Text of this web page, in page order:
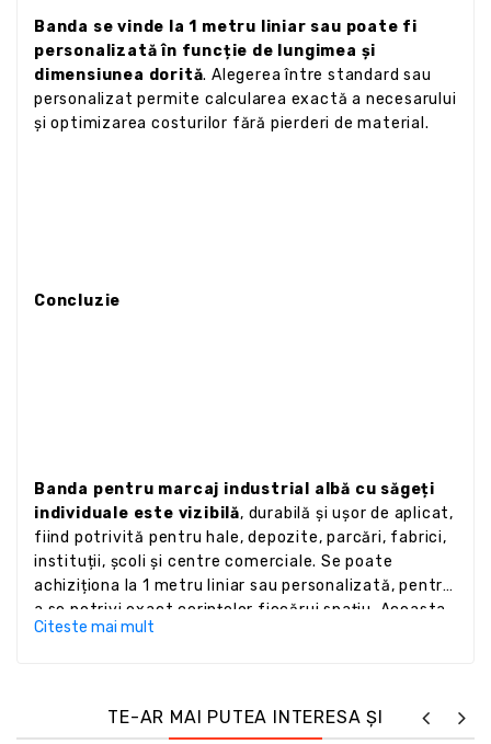
Banda se vinde la 1 metru liniar sau poate fi
personalizată în funcție de lungimea și
dimensiunea dorită. Alegerea între standard sau
personalizat permite calcularea exactă a necesarului
și optimizarea costurilor fără pierderi de material.
Concluzie
Banda pentru marcaj industrial albă cu săgeți
individuale este vizibilă, durabilă și ușor de aplicat,
fiind potrivită pentru hale, depozite, parcări, fabrici,
instituții, școli și centre comerciale. Se poate
achiziționa la 1 metru liniar sau personalizată, pentru
a se potrivi exact cerințelor fiecărui spațiu. Aceasta
asigură siguranță, organizare și eficiență în toate
Citeste mai mult
TE-AR MAI PUTEA INTERESA ȘI